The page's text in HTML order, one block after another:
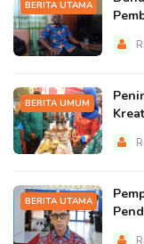
BERITA UTAMA
BERITA UMUM
BERITA UTAMA